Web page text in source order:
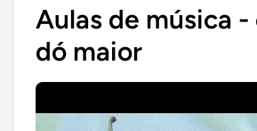
Aulas de música -
dó maior